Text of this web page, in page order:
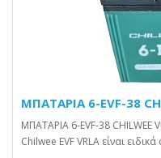
ΜΠΑΤΑΡΙΑ 6-EVF-38
ΜΠΑΤΑΡΙΑ 6-EVF-38 CHILWEE
Chilwee EVF VRLA είναι